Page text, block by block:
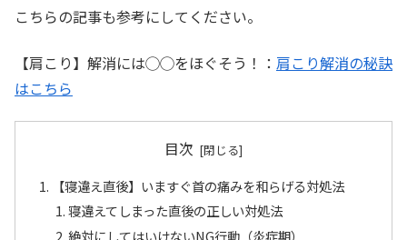
こちらの記事も参考にしてください。
【肩こり】解消には◯◯をほぐそう！： 肩こり解消の秘訣
はこちら
目次
【寝違え直後】いますぐ首の痛みを和らげる対処法
寝違えてしまった直後の正しい対処法